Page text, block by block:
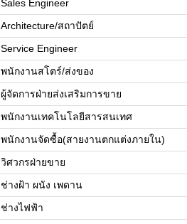
Sales Engineer
Architecture/สถาปัตย์
Service Engineer
พนักงานสโตร์/ส่งของ
ผู้จัดการฝ่ายส่งเสริมการขาย
พนักงานเทคโนโลยีสารสนเทศ
พนักงานจัดซื้อ(สายงานตกแต่งภายใน)
วิศวกรฝ่ายขาย
ช่างฝ้า ผนัง เพดาน
ช่างไฟฟ้า